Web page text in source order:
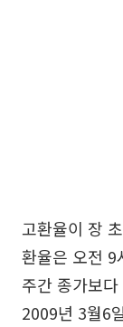
고환율이 장
환율은 오전 9
주간 종가보
2009년 3월6